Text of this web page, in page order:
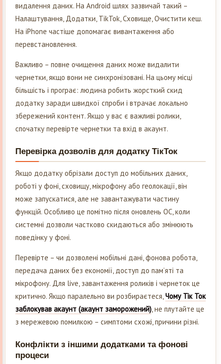
видалення даних. На Android шлях зазвичай такий –
Налаштування, Додатки, TikTok, Сховище, Очистити кеш.
На iPhone частіше допомагає вивантаження або
перевстановлення.
Важливо – повне очищення даних може видалити
чернетки, якщо вони не синхронізовані. На цьому місці
більшість і програє: людина робить жорсткий скид
додатку заради швидкої спроби і втрачає локально
збережений контент. Якщо у вас є важливі ролики,
спочатку перевірте чернетки та вхід в акаунт.
Перевірка дозволів для додатку ТікТок
Якщо додатку обрізали доступ до мобільних даних,
роботі у фоні, сховищу, мікрофону або геолокації, він
може запускатися, але не завантажувати частину
функцій. Особливо це помітно після оновлень ОС, коли
системні дозволи частково скидаються або змінюють
поведінку у фоні.
Перевірте – чи дозволені мобільні дані, фонова робота,
передача даних без економії, доступ до пам’яті та
мікрофону. Для live, завантаження роликів і чернеток це
критично. Якщо паралельно ви розбираєтеся,Чому Тік Ток
заблокував акаунт (акаунт заморожений), не плутайте це
з мережевою помилкою – симптоми схожі, причини різні.
Конфлікти з іншими додатками та фонові
процеси